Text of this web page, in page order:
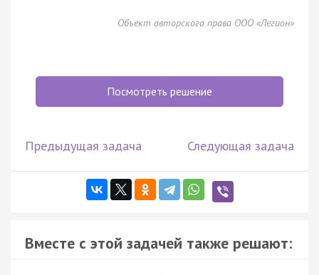
Объект авторского права ООО «Легион»
Посмотреть решение
Предыдущая задача Следующая задача
Вместе с этой задачей также решают: